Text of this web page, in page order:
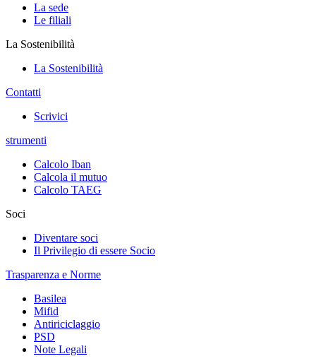
La sede
Le filiali
La Sostenibilità
La Sostenibilità
Contatti
Scrivici
strumenti
Calcolo Iban
Calcola il mutuo
Calcolo TAEG
Soci
Diventare soci
Il Privilegio di essere Socio
Trasparenza e Norme
Basilea
Mifid
Antiriciclaggio
PSD
Note Legali